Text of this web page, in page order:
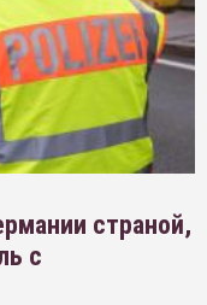
страной,
с